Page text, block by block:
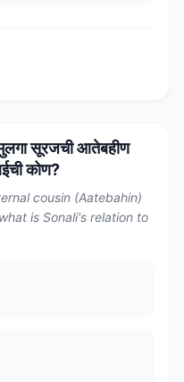
मुलगा सूरजची आतेबहीण
कोण?
cousin (Aatebahin)
is Sonali's relation to